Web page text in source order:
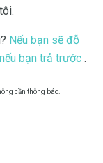
Nếu bạn sẽ đỗ
bạn trả trước .
cần thông báo.